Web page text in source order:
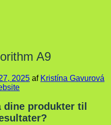
A9
2025 af Kristína Gavurová
produkter til